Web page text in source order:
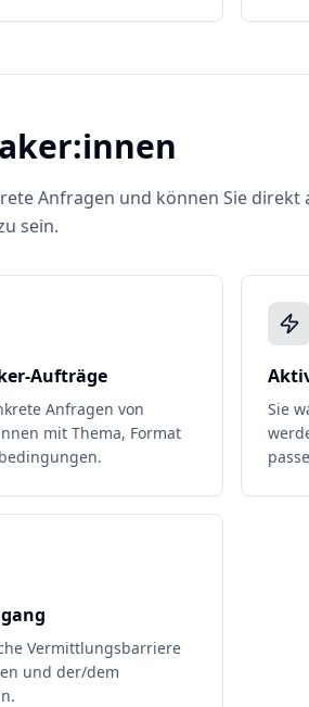
Anfragen und können Sie
sein.
Aufträge
Anfragen von
mit Thema, Format
Sie
Vermittlungsbarriere
und der/dem